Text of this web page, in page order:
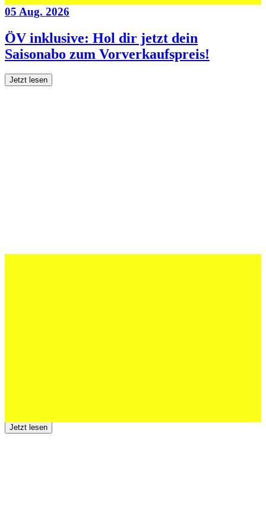
05 Aug. 2026
ÖV inklusive: Hol dir jetzt dein
Saisonabo zum Vorverkaufspreis!
Jetzt lesen
Jetzt lesen